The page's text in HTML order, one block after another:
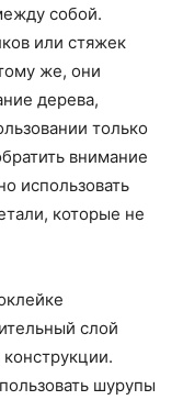
собой.
или стяжек
же, они
дерева,
только
внимание
использовать
которые не
слой
шурупы